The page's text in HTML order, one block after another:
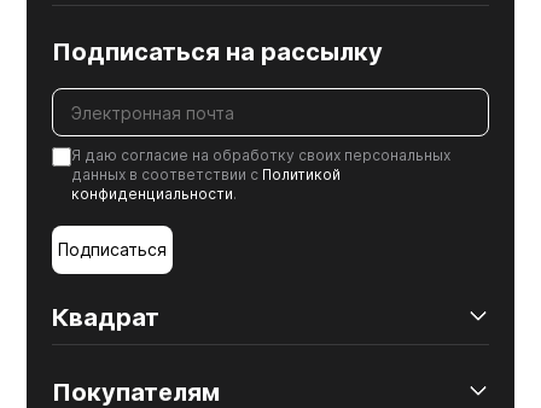
Квадрат
Покупателям
Подписаться на рассылку
Я даю согласие на обработку своих персональных
данных в соответствии с Политикой
конфиденциальности.
Подписаться